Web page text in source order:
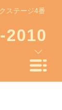
ステージ4番
2010